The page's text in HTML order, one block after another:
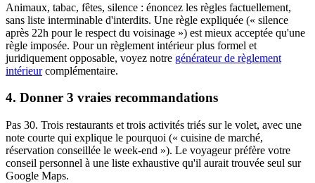
Animaux, tabac, fêtes, silence : énoncez les règles factuellement,
sans liste interminable d'interdits. Une règle expliquée (« silence
après 22h pour le respect du voisinage ») est mieux acceptée qu'une
règle imposée. Pour un règlement intérieur plus formel et
juridiquement opposable, voyez notre générateur de règlement
intérieur complémentaire.
4. Donner 3 vraies recommandations
Pas 30. Trois restaurants et trois activités triés sur le volet, avec une
note courte qui explique le pourquoi (« cuisine de marché,
réservation conseillée le week-end »). Le voyageur préfère votre
conseil personnel à une liste exhaustive qu'il aurait trouvée seul sur
Google Maps.